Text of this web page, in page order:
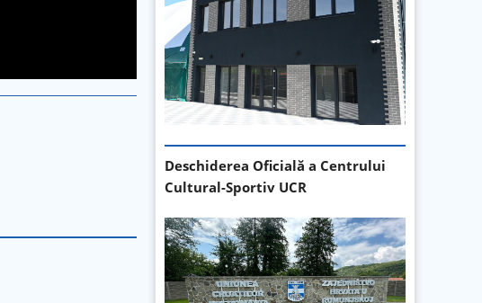
Deschiderea Oficială a Centrului
Cultural-Sportiv UCR